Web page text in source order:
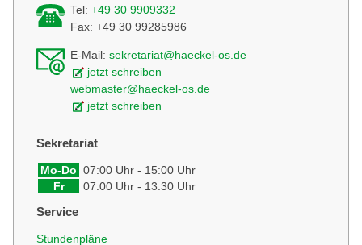
Tel: +49 30 9909332
Fax: +49 30 99285986
E-Mail: sekretariat@haeckel-os.de
jetzt schreiben
webmaster@haeckel-os.de
jetzt schreiben
Sekretariat
Mo-Do 07:00 Uhr - 15:00 Uhr
Fr
07:00 Uhr - 13:30 Uhr
Service
Stundenpläne